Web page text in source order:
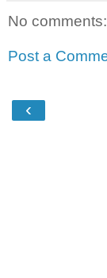
No comments:
Post a
‹